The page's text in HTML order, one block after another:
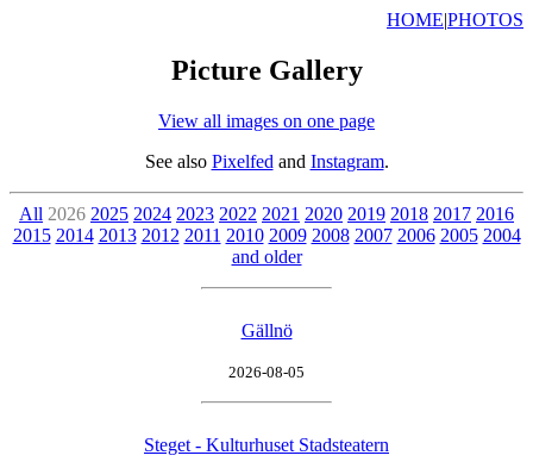
HOME|PHOTOS
Picture Gallery
View all images on one page
See also Pixelfed and Instagram.
All 2026 2025 2024 2023 2022 2021 2020 2019 2018 2017 2016
2015 2014 2013 2012 2011 2010 2009 2008 2007 2006 2005 2004
and older
Gällnö
2026-08-05
Steget - Kulturhuset Stadsteatern